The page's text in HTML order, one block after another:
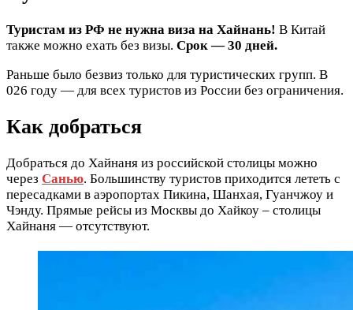
Туристам из РФ не нужна виза на Хайнань! В Китай
также можно ехать без визы. Срок — 30 дней.
Раньше было безвиз только для туристических групп. В
026 году — для всех туристов из России без ограничения.
Как добраться
Добраться до Хайнаня из российской столицы можно
через Санью. Большинству туристов приходится лететь с
пересадками в аэропортах Пикина, Шанхая, Гуанчжоу и
Чэнду. Прямые рейсы из Москвы до Хайкоу – столицы
Хайнаня — отсутствуют.